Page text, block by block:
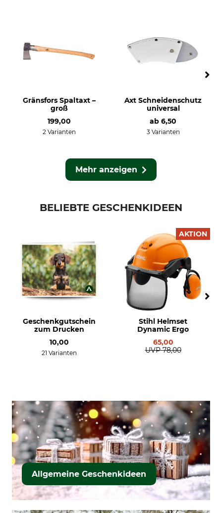
Gränsfors Spaltaxt –
groß
199,00
2 Varianten
Axt Schneidenschutz
universal
ab 6,50
3 Varianten
Mehr anzeigen
BELIEBTE GESCHENKIDEEN
Geschenkgutschein
zum Drucken
10,00
21 Varianten
AKTION
Stihl Helmset
Dynamic Ergo
65,00
UVP 78,00
Allgemeine Geschenkideen